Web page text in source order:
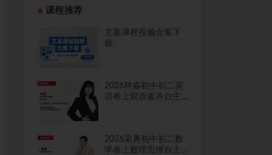
课程推荐
文案课程视频合集下
载
2026林淼初中初二英
语春上双语素养自主
2026梁勇初中初二数
学春上数理思维自主